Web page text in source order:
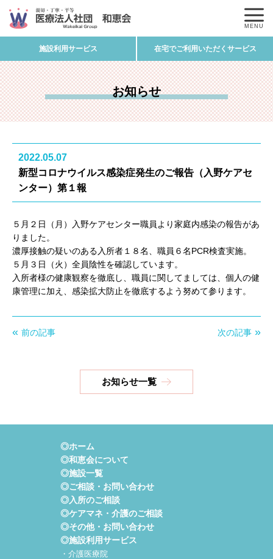
MENU
施設利用サービス 在宅でご利用いただくサービス
お知らせ
2022.05.07
新型コロナウイルス感染症発生のご報告（入野ケアセ
ンター）第１報
５月２日（月）入野ケアセンター職員より家庭内感染の報告があ
りました。
濃厚接触の疑いのある入所者１８名、職員６名PCR検査実施。
５月３日（火）全員陰性を確認しています。
入所者様の健康観察を徹底し、職員に関してましては、個人の健
康管理に加え、感染拡大防止を徹底するよう努めて参ります。
前の記事 次の記事
お知らせ一覧
◎ホーム
◎和恵会について
◎施設一覧
◎ご相談・お問い合わせ
◎入所のご相談
◎ケアマネ・介護のご相談
◎その他・お問い合わせ
◎施設利用サービス
・介護医療院